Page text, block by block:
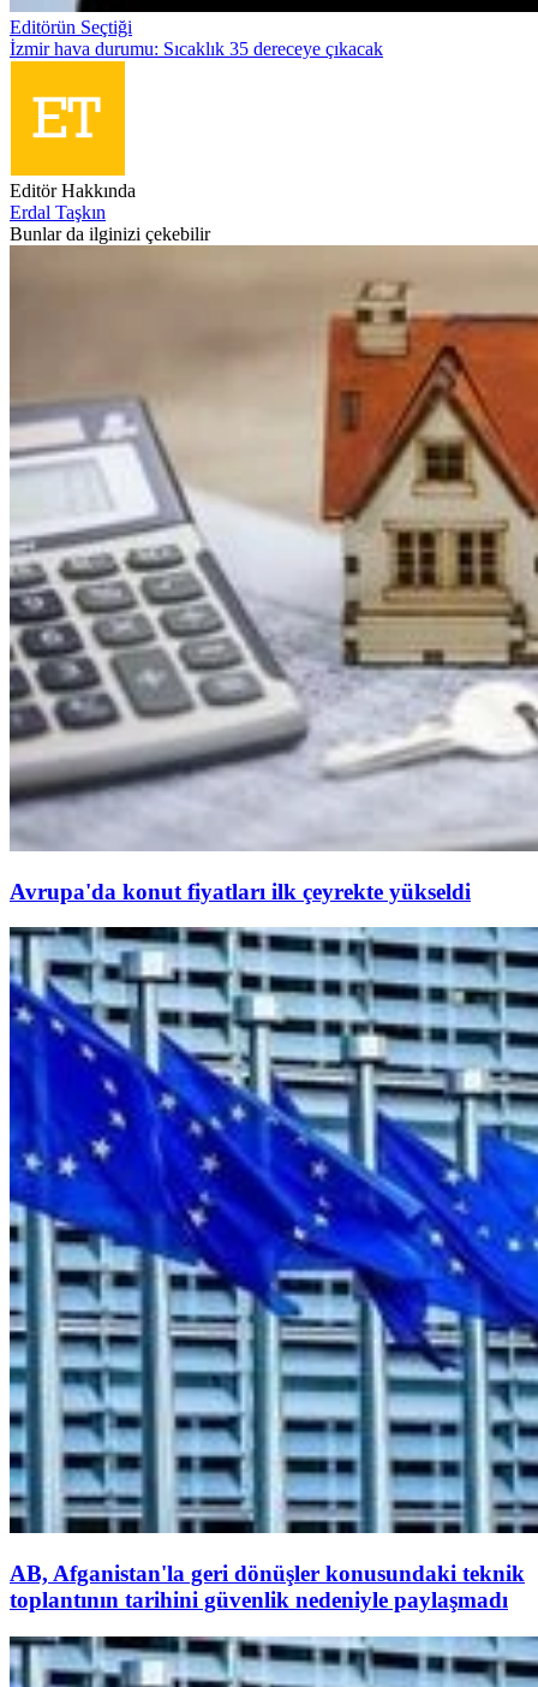
Editörün Seçtiği
İzmir hava durumu: Sıcaklık 35 dereceye çıkacak
Editör Hakkında
Erdal Taşkın
Bunlar da ilginizi çekebilir
Avrupa'da konut fiyatları ilk çeyrekte yükseldi
AB, Afganistan'la geri dönüşler konusundaki teknik
toplantının tarihini güvenlik nedeniyle paylaşmadı